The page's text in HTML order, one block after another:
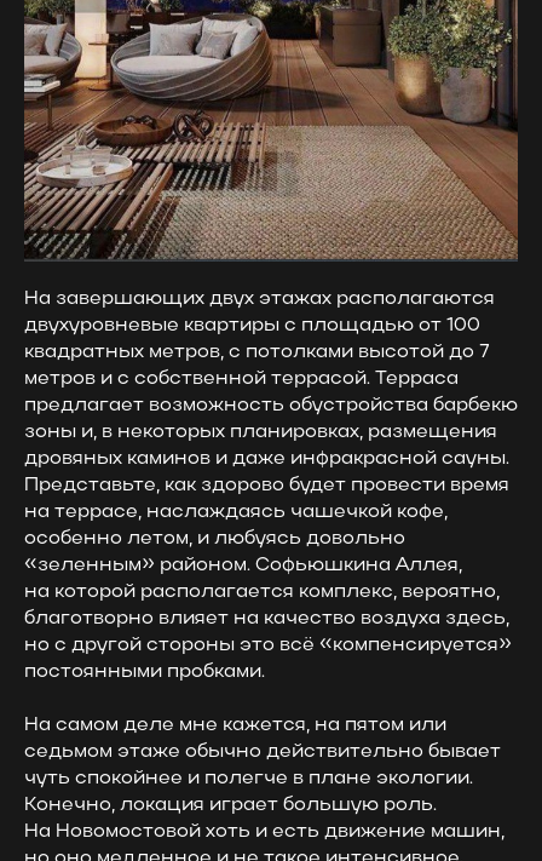
На завершающих двух этажах располагаются
двухуровневые квартиры с площадью от 100
квадратных метров, с потолками высотой до 7
метров и с собственной террасой. Терраса
предлагает возможность обустройства барбекю
зоны и, в некоторых планировках, размещения
дровяных каминов и даже инфракрасной сауны.
Представьте, как здорово будет провести время
на террасе, наслаждаясь чашечкой кофе,
особенно летом, и любуясь довольно
«зеленным» районом. Софьюшкина Аллея,
на которой располагается комплекс, вероятно,
благотворно влияет на качество воздуха здесь,
но с другой стороны это всё «компенсируется»
постоянными пробками.
На самом деле мне кажется, на пятом или
седьмом этаже обычно действительно бывает
чуть спокойнее и полегче в плане экологии.
Конечно, локация играет большую роль.
На Новомостовой хоть и есть движение машин,